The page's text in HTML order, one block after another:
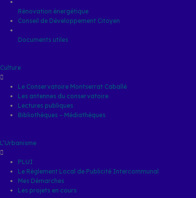
Rénovation énergétique
Conseil de Développement Citoyen
Documents utiles
Culture
Le Conservatoire Montserrat Caballé
Les antennes du conservatoire
Lectures publiques
Bibliothèques – Médiathèques
L’Urbanisme
PLUI
Le Règlement Local de Publicité Intercommunal
Mes Démarches
Les projets en cours